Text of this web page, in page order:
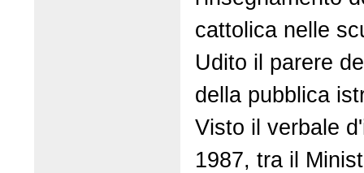
cattolica nelle
Udito il parere
della pubblica
Visto il verbale
1987, tra il